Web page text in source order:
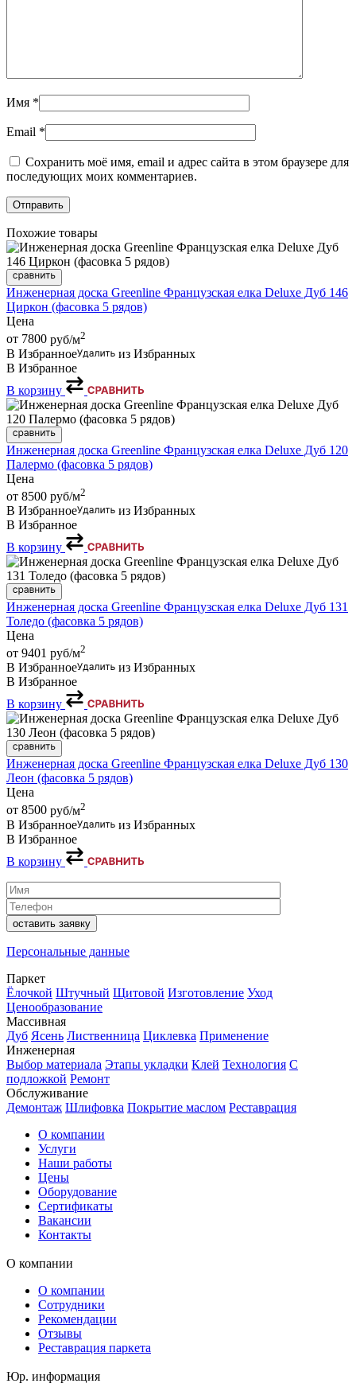
Имя *
Email *
Сохранить моё имя, email и адрес сайта в этом браузере для
последующих моих комментариев.
Похожие товары
Инженерная доска Greenline Французская елка Deluxe Дуб 146
Циркон (фасовка 5 рядов)
Цена
от 7800 руб/м2
В Избранное
из Избранных
В Избранное
В корзину
Инженерная доска Greenline Французская елка Deluxe Дуб 120
Палермо (фасовка 5 рядов)
Цена
от 8500 руб/м2
В Избранное
из Избранных
В Избранное
В корзину
Инженерная доска Greenline Французская елка Deluxe Дуб 131
Толедо (фасовка 5 рядов)
Цена
от 9401 руб/м2
В Избранное
из Избранных
В Избранное
В корзину
Инженерная доска Greenline Французская елка Deluxe Дуб 130
Леон (фасовка 5 рядов)
Цена
от 8500 руб/м2
В Избранное
из Избранных
В Избранное
В корзину
Персональные данные
Паркет
Ёлочкой Штучный Щитовой Изготовление Уход
Ценообразование
Массивная
Дуб Ясень Лиственница Циклевка Применение
Инженерная
Выбор материала Этапы укладки Клей Технология С
подложкой Ремонт
Обслуживание
Демонтаж Шлифовка Покрытие маслом Реставрация
О компании
Услуги
Наши работы
Цены
Оборудование
Сертификаты
Вакансии
Контакты
О компании
О компании
Сотрудники
Рекомендации
Отзывы
Реставрация паркета
Юр. информация